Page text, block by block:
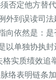
否定他方替
到误读司
依然是：
以单独协
实质绩效
络表明链条